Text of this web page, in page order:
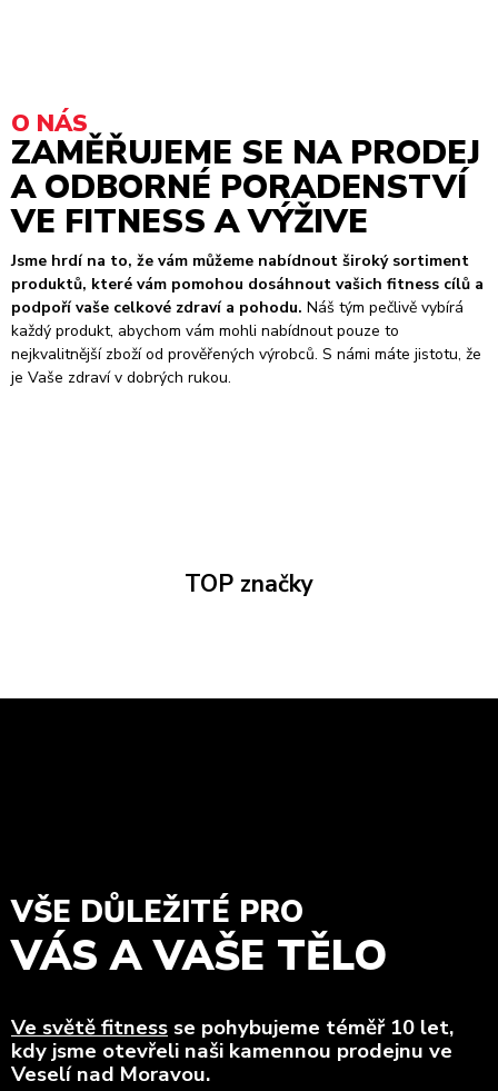
O NÁS
ZAMĚŘUJEME SE NA PRODEJ
A ODBORNÉ PORADENSTVÍ
VE FITNESS A VÝŽIVE
Jsme hrdí na to, že vám můžeme nabídnout široký sortiment
produktů, které vám pomohou dosáhnout vašich fitness cílů a
podpoří vaše celkové zdraví a pohodu. Náš tým pečlivě vybírá
každý produkt, abychom vám mohli nabídnout pouze to
nejkvalitnější zboží od prověřených výrobců. S námi máte jistotu, že
je Vaše zdraví v dobrých rukou.
TOP značky
VŠE DŮLEŽITÉ PRO
VÁS A VAŠE TĚLO
Ve světě fitness se pohybujeme téměř 10 let,
kdy jsme otevřeli naši kamennou prodejnu ve
Veselí nad Moravou.